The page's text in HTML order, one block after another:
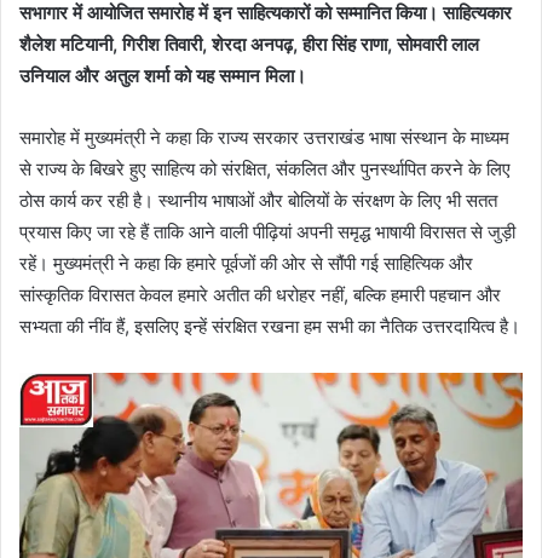
सभागार में आयोजित समारोह में इन साहित्यकारों को सम्मानित किया। साहित्यकार
शैलेश मटियानी, गिरीश तिवारी, शेरदा अनपढ़, हीरा सिंह राणा, सोमवारी लाल
उनियाल और अतुल शर्मा को यह सम्मान मिला।
समारोह में मुख्यमंत्री ने कहा कि राज्य सरकार उत्तराखंड भाषा संस्थान के माध्यम
से राज्य के बिखरे हुए साहित्य को संरक्षित, संकलित और पुनर्स्थापित करने के लिए
ठोस कार्य कर रही है। स्थानीय भाषाओं और बोलियों के संरक्षण के लिए भी सतत
प्रयास किए जा रहे हैं ताकि आने वाली पीढ़ियां अपनी समृद्ध भाषायी विरासत से जुड़ी
रहें। मुख्यमंत्री ने कहा कि हमारे पूर्वजों की ओर से सौंपी गई साहित्यिक और
सांस्कृतिक विरासत केवल हमारे अतीत की धरोहर नहीं, बल्कि हमारी पहचान और
सभ्यता की नींव हैं, इसलिए इन्हें संरक्षित रखना हम सभी का नैतिक उत्तरदायित्व है।